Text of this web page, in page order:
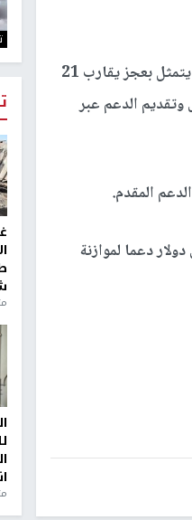
وأردف أنه "رغم هذه النتيجة المرضية التي حصلنا عليها، إلا أن أمام الوكالة تحديا كبيرا يتمثل بعجز يقارب 21
وتقديم الدعم عبر
المقدم.
العربية، وتحديدا دول الخليج، التي قدمت 200 مليون دولار دعما لموازنة